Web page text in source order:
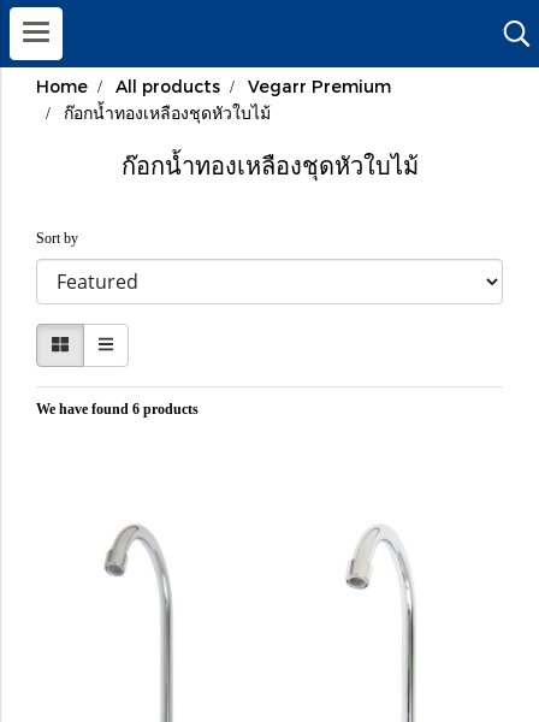
Home All products
Vegarr Premium
ก๊อกน้ำทองเหลืองชุดหัวใบไม้
ก๊อกน้ำทองเหลืองชุดหัวใบไม้
Sort by
We have found 6 products